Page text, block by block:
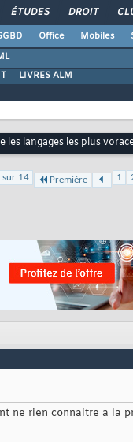
ÉTUDES DROIT
Office Mobiles
LIVRES ALM
langages les plus
sur 14 Première 1
ne rien connaitre a la